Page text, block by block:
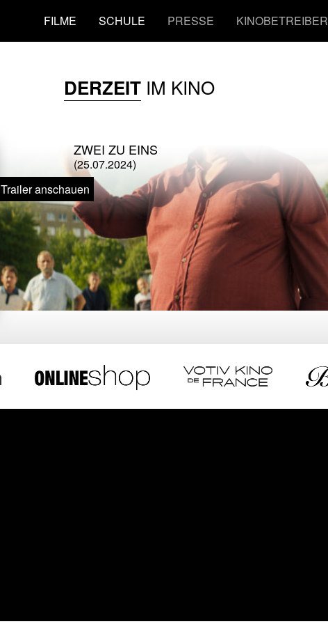
FILME SCHULE PRESSE KINOBETREIBER
DERZEITIM KINO
ZWEI ZU EINS
(25.07.2024)
Trailer anschauen